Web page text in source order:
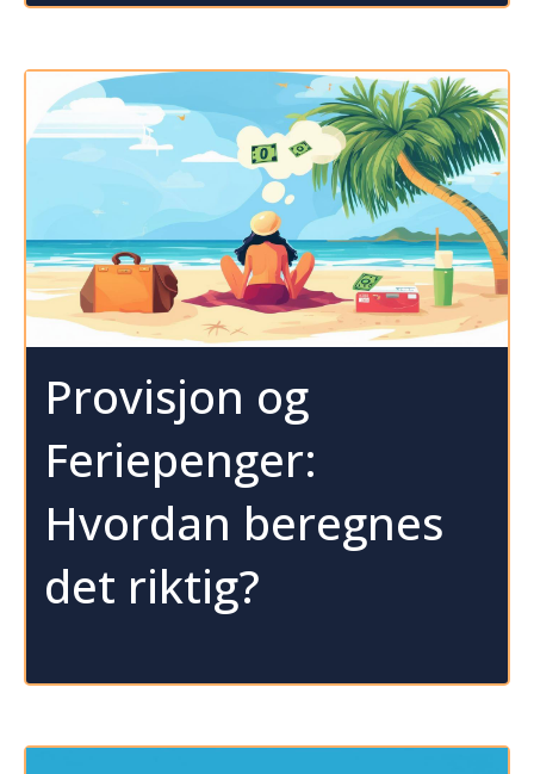
Provisjon og
Feriepenger:
Hvordan beregnes
det riktig?